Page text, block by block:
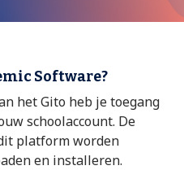
Software?
het Gito heb je toegang
schoolaccount. De
platform worden
en installeren.